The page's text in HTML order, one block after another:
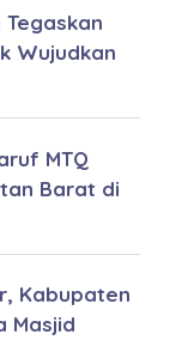
Tegaskan
Wujudkan
MTQ
Barat di
Kabupaten
Masjid